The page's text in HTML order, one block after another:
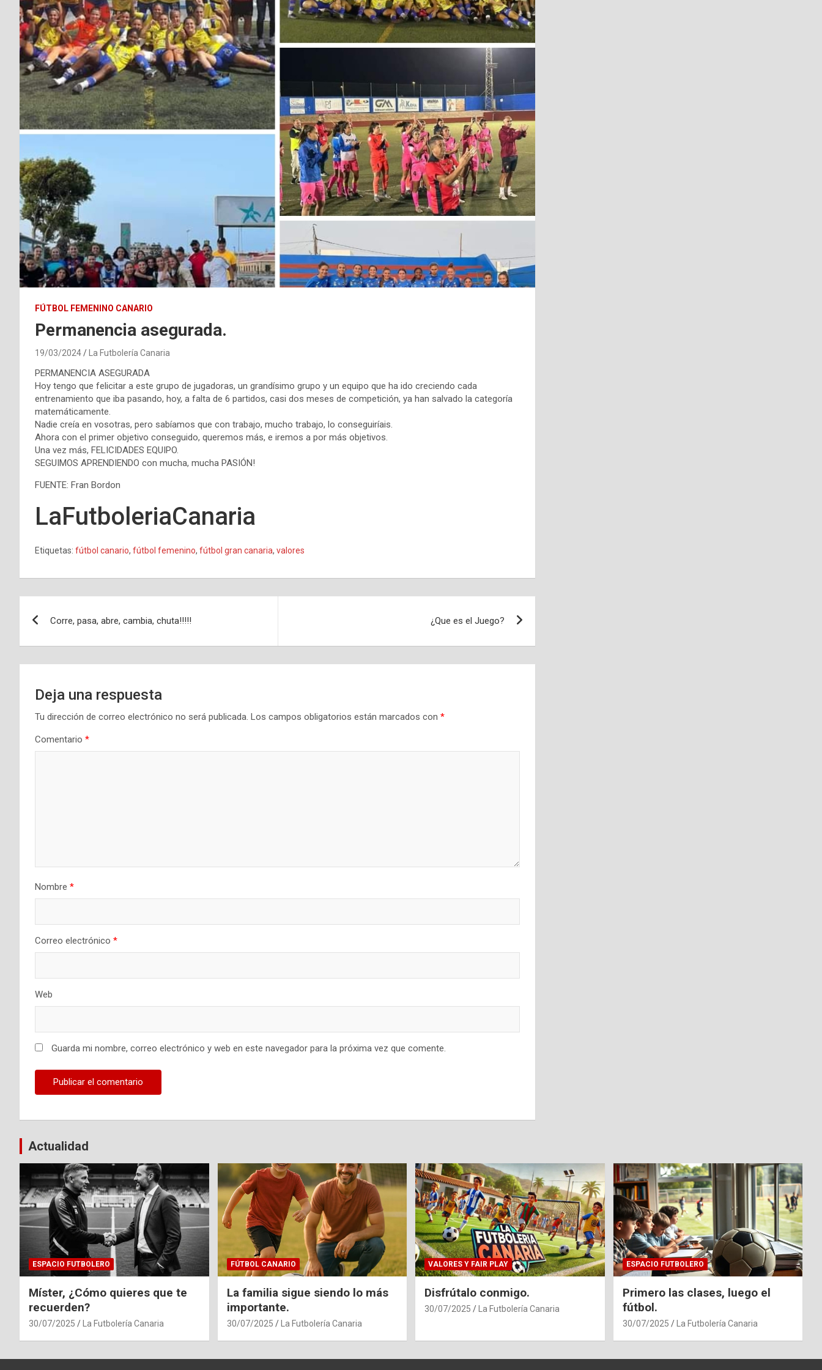
FÚTBOL FEMENINO CANARIO
Permanencia asegurada.
19/03/2024 La Futbolería Canaria
PERMANENCIA ASEGURADA
Hoy tengo que felicitar a este grupo de jugadoras, un grandísimo grupo y un equipo que ha ido creciendo cada
entrenamiento que iba pasando, hoy, a falta de 6 partidos, casi dos meses de competición, ya han salvado la categoría
matemáticamente.
Nadie creía en vosotras, pero sabíamos que con trabajo, mucho trabajo, lo conseguiríais.
Ahora con el primer objetivo conseguido, queremos más, e iremos a por más objetivos.
Una vez más, FELICIDADES EQUIPO.
SEGUIMOS APRENDIENDO con mucha, mucha PASIÓN!
FUENTE: Fran Bordon
LaFutboleriaCanaria
Etiquetas: fútbol canario, fútbol femenino, fútbol gran canaria, valores
Corre, pasa, abre, cambia, chuta!!!!! ¿Que es el Juego?
Deja una respuesta
Tu dirección de correo electrónico no será publicada. Los campos obligatorios están marcados con *
Comentario *
Nombre *
Correo electrónico *
Web
Guarda mi nombre, correo electrónico y web en este navegador para la próxima vez que comente.
Actualidad
ESPACIO FUTBOLERO
Míster, ¿Cómo quieres que te
recuerden?
30/07/2025 La Futbolería Canaria
FÚTBOL CANARIO
La familia sigue siendo lo más
importante.
30/07/2025 La Futbolería Canaria
VALORES Y FAIR PLAY
Disfrútalo conmigo.
30/07/2025 La Futbolería Canaria
ESPACIO FUTBOLERO
Primero las clases, luego el
fútbol.
30/07/2025 La Futbolería Canaria